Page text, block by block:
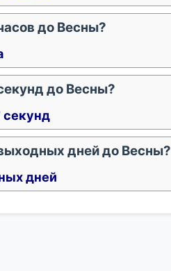
до Весны?
до Весны?
секунд
дней до Весны?
дней